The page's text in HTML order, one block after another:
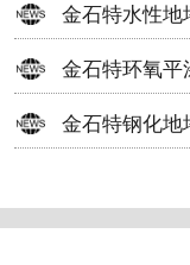
金石特水性地
金石特环氧平
金石特钢化地